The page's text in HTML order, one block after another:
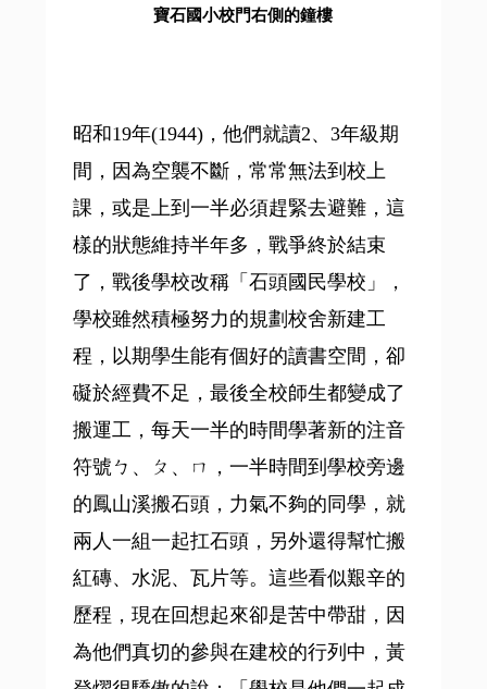
寶石國小校門右側的鐘樓
昭和19年(1944)，他們就讀2、3年級期
間，因為空襲不斷，常常無法到校上
課，或是上到一半必須趕緊去避難，這
樣的狀態維持半年多，戰爭終於結束
了，戰後學校改稱「石頭國民學校」，
學校雖然積極努力的規劃校舍新建工
程，以期學生能有個好的讀書空間，卻
礙於經費不足，最後全校師生都變成了
搬運工，每天一半的時間學著新的注音
符號ㄅ、ㄆ、ㄇ，一半時間到學校旁邊
的鳳山溪搬石頭，力氣不夠的同學，就
兩人一組一起扛石頭，另外還得幫忙搬
紅磚、水泥、瓦片等。這些看似艱辛的
歷程，現在回想起來卻是苦中帶甜，因
為他們真切的參與在建校的行列中，黃